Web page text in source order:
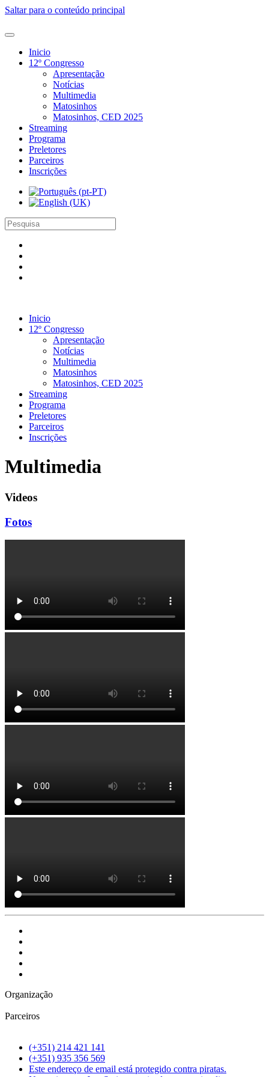
Saltar para o conteúdo principal
Inicio
12º Congresso
Apresentação
Notícias
Multimedia
Matosinhos
Matosinhos, CED 2025
Streaming
Programa
Preletores
Parceiros
Inscrições
Inicio
12º Congresso
Apresentação
Notícias
Multimedia
Matosinhos
Matosinhos, CED 2025
Streaming
Programa
Preletores
Parceiros
Inscrições
Multimedia
Videos
Fotos
Organização
Parceiros
(+351) 214 421 141
(+351) 935 356 569
Este endereço de email está protegido contra piratas.